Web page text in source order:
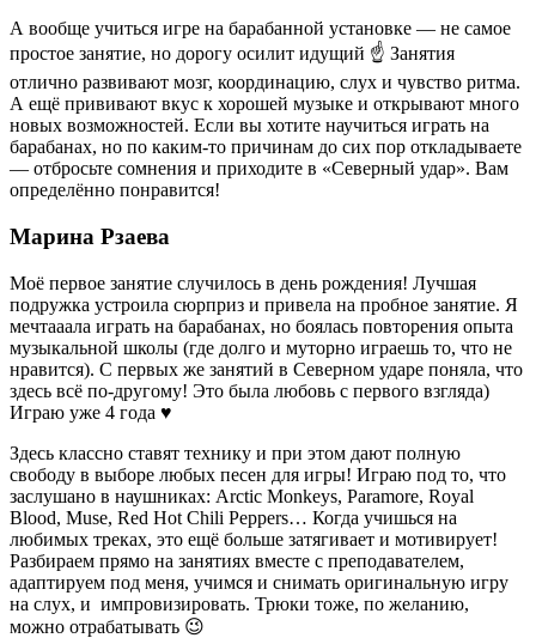
А вообще учиться игре на барабанной установке — не самое
простое занятие, но дорогу осилит идущий ☝️ Занятия
отлично развивают мозг, координацию, слух и чувство ритма.
А ещё прививают вкус к хорошей музыке и открывают много
новых возможностей. Если вы хотите научиться играть на
барабанах, но по каким-то причинам до сих пор откладываете
— отбросьте сомнения и приходите в «Северный удар». Вам
определённо понравится!
Марина Рзаева
Моё первое занятие случилось в день рождения! Лучшая
подружка устроила сюрприз и привела на пробное занятие. Я
мечтааала играть на барабанах, но боялась повторения опыта
музыкальной школы (где долго и муторно играешь то, что не
нравится). С первых же занятий в Северном ударе поняла, что
здесь всё по-другому! Это была любовь с первого взгляда)
Играю уже 4 года ♥️
Здесь классно ставят технику и при этом дают полную
свободу в выборе любых песен для игры! Играю под то, что
заслушано в наушниках: Arctic Monkeys, Paramore, Royal
Blood, Muse, Red Hot Chili Peppers… Когда учишься на
любимых треках, это ещё больше затягивает и мотивирует!
Разбираем прямо на занятиях вместе с преподавателем,
адаптируем под меня, учимся и снимать оригинальную игру
на слух, и импровизировать. Трюки тоже, по желанию,
можно отрабатывать 😉